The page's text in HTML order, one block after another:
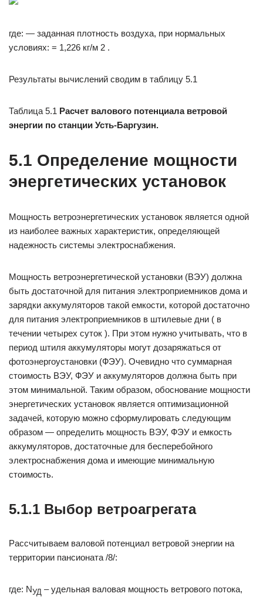
где: — заданная плотность воздуха, при нормальных
условиях: = 1,226 кг/м 2 .
Результаты вычислений сводим в таблицу 5.1
Таблица 5.1 Расчет валового потенциала ветровой
энергии по станции Усть-Баргузин.
5.1 Определение мощности
энергетических установок
Мощность ветроэнергетических установок является одной
из наиболее важных характеристик, определяющей
надежность системы электроснабжения.
Мощность ветроэнергетической установки (ВЭУ) должна
быть достаточной для питания электроприемников дома и
зарядки аккумуляторов такой емкости, которой достаточно
для питания электроприемников в штилевые дни ( в
течении четырех суток ). При этом нужно учитывать, что в
период штиля аккумуляторы могут дозаряжаться от
фотоэнергоустановки (ФЭУ). Очевидно что суммарная
стоимость ВЭУ, ФЭУ и аккумуляторов должна быть при
этом минимальной. Таким образом, обоснование мощности
энергетических установок является оптимизационной
задачей, которую можно сформулировать следующим
образом — определить мощность ВЭУ, ФЭУ и емкость
аккумуляторов, достаточные для бесперебойного
электроснабжения дома и имеющие минимальную
стоимость.
5.1.1 Выбор ветроагрегата
Рассчитываем валовой потенциал ветровой энергии на
территории пансионата /8/:
где: NУД – удельная валовая мощность ветрового потока,